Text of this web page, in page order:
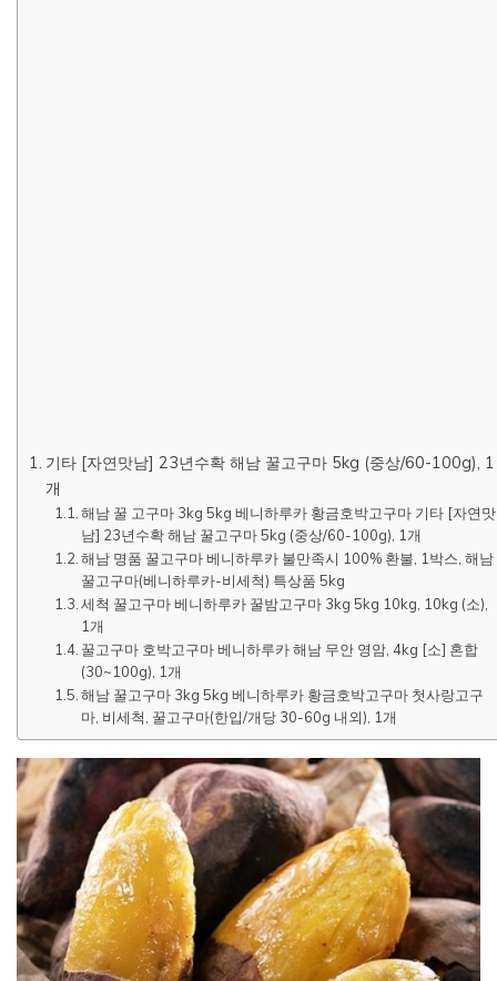
기타 [자연맛남] 23년수확 해남 꿀고구마 5kg (중상/60-100g), 1
개
해남 꿀 고구마 3kg 5kg 베니하루카 황금호박고구마 기타 [자연맛
남] 23년수확 해남 꿀고구마 5kg (중상/60-100g), 1개
해남 명품 꿀고구마 베니하루카 불만족시 100% 환불, 1박스, 해남
꿀고구마(베니하루카-비세척) 특상품 5kg
세척 꿀고구마 베니하루카 꿀밤고구마 3kg 5kg 10kg, 10kg (소),
1개
꿀고구마 호박고구마 베니하루카 해남 무안 영암, 4kg [소] 혼합
(30~100g), 1개
해남 꿀고구마 3kg 5kg 베니하루카 황금호박고구마 첫사랑고구
마, 비세척, 꿀고구마(한입/개당 30-60g 내외), 1개